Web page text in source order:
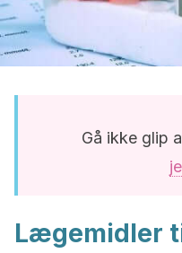
Gå ikke glip
Lægemidler